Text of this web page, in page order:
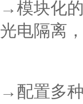
→模块化
光电隔离
→配置多